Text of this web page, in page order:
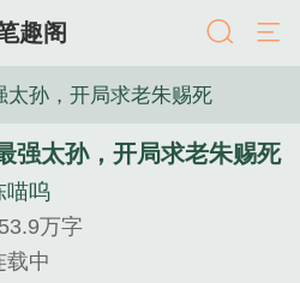
趣阁
太孙，开局求老朱赐死
强太孙，开局求老朱赐死
喵呜
万字
载中